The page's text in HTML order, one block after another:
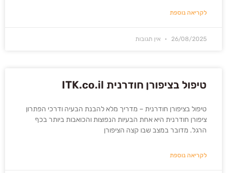
לקריאה נוספת
26/08/2025 אין תגובות
טיפול בציפורן חודרנית ITK.co.il
טיפול בציפורן חודרנית – מדריך מלא להבנת הבעיה ודרכי הפתרון
ציפורן חודרנית היא אחת הבעיות הנפוצות והכואבות ביותר בכף
הרגל. מדובר במצב שבו קצה הציפורן
לקריאה נוספת